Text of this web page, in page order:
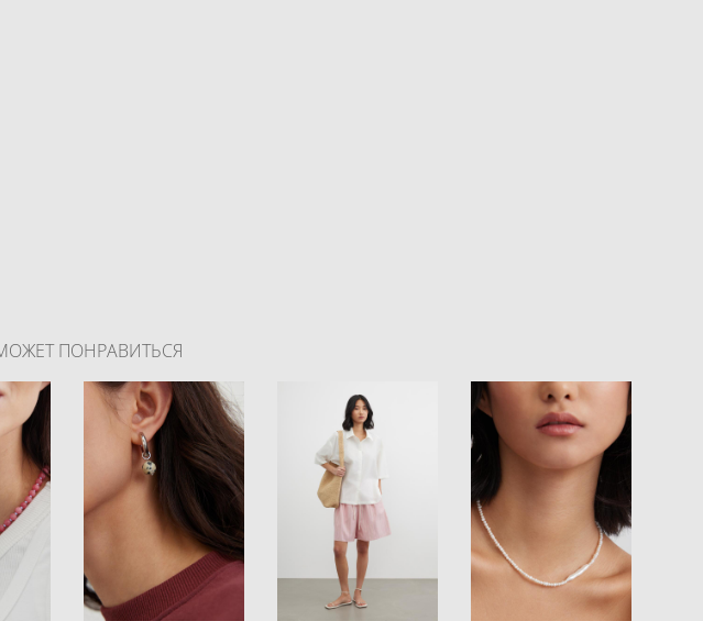
ПОНРАВИТЬСЯ